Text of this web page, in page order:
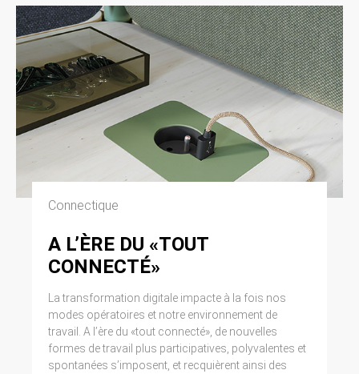
Connectique
A L’ÈRE DU «TOUT
CONNECTÉ»
La transformation digitale impacte à la fois nos
modes opératoires et notre environnement de
travail. A l’ère du «tout connecté», de nouvelles
formes de travail plus participatives, polyvalentes et
spontanées s’imposent, et recquièrent ainsi des